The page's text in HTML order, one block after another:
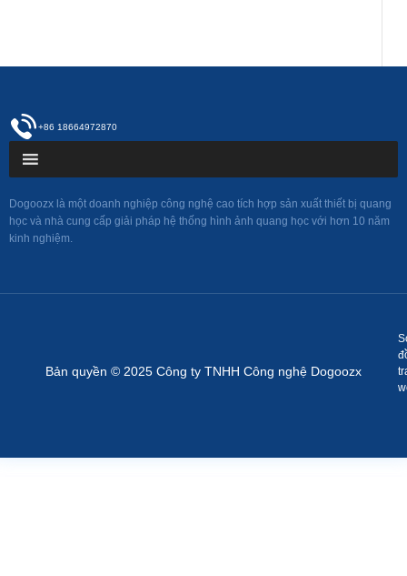
+86 18664972870
Dogoozx là một doanh nghiệp công nghệ cao tích hợp sản xuất thiết bị quang
học và nhà cung cấp giải pháp hệ thống hình ảnh quang học với hơn 10 năm
kinh nghiệm.
Bản quyền © 2025 Công ty TNHH Công nghệ Dogoozx